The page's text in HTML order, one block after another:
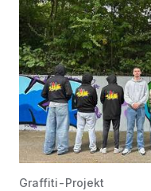
Graffiti-Projekt